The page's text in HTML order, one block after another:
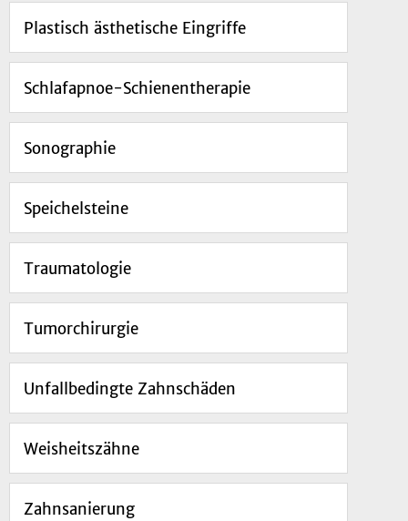
Plastisch ästhetische Eingriffe
Schlafapnoe-Schienentherapie
Sonographie
Speichelsteine
Traumatologie
Tumorchirurgie
Unfallbedingte Zahnschäden
Weisheitszähne
Zahnsanierung